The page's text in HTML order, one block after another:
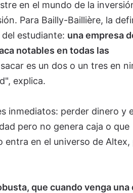
en el mundo de la
Para Bailly-Baillière, la
estudiante: una empresa
notables en todas las
es un dos o un tres en
explica.
inmediatos: perder dinero y
pero no genera caja o que
entra en el universo de Altex,
que cuando venga una